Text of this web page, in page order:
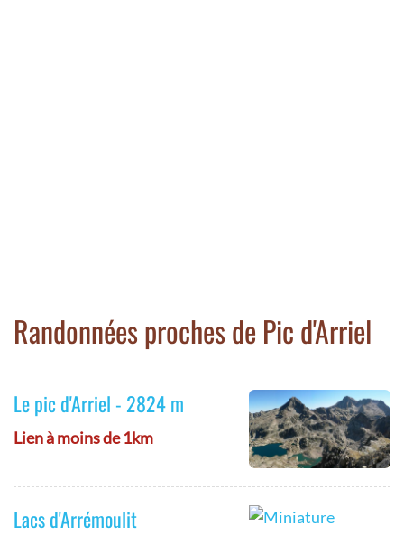
Randonnées proches de Pic d'Arriel
Le pic d'Arriel - 2824 m
Lien à moins de 1km
Lacs d'Arrémoulit